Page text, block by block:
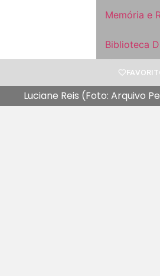
Memória e
Biblioteca
Luciane Reis (Foto: Arquivo